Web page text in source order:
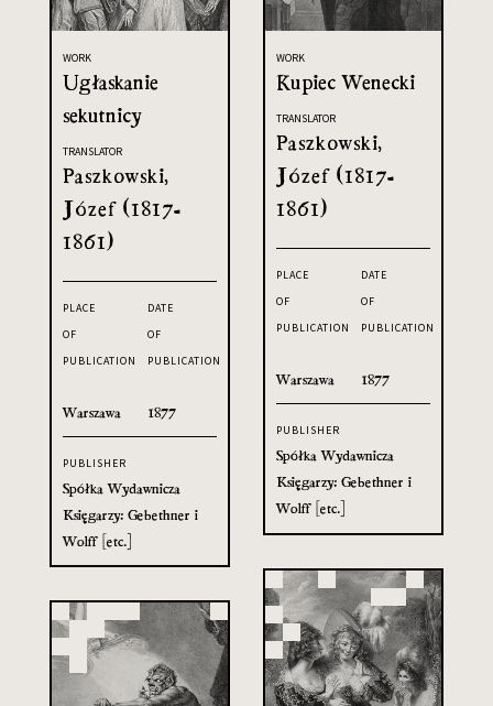
WORK
Ugłaskanie
sekutnicy
TRANSLATOR
Paszkowski,
Józef (1817-
1861)
PLACE
OF
PUBLICATION
Warszawa
DATE
OF
PUBLICATION
1877
PUBLISHER
Spółka Wydawnicza
Księgarzy: Gebethner i
Wolff [etc.]
WORK
Kupiec Wenecki
TRANSLATOR
Paszkowski,
Józef (1817-
1861)
PLACE
OF
PUBLICATION
Warszawa
DATE
OF
PUBLICATION
1877
PUBLISHER
Spółka Wydawnicza
Księgarzy: Gebethner i
Wolff [etc.]